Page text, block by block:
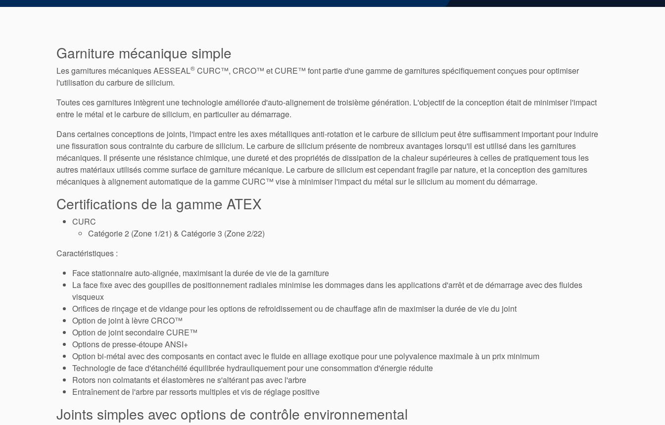
Garniture mécanique simple
Les garnitures mécaniques AESSEAL® CURC™, CRCO™ et CURE™ font partie d'une gamme de garnitures spécifiquement conçues pour optimiser
l'utilisation du carbure de silicium.
Toutes ces garnitures intègrent une technologie améliorée d'auto-alignement de troisième génération. L'objectif de la conception était de minimiser l'impact
entre le métal et le carbure de silicium, en particulier au démarrage.
Dans certaines conceptions de joints, l'impact entre les axes métalliques anti-rotation et le carbure de silicium peut être suffisamment important pour induire
une fissuration sous contrainte du carbure de silicium. Le carbure de silicium présente de nombreux avantages lorsqu'il est utilisé dans les garnitures
mécaniques. Il présente une résistance chimique, une dureté et des propriétés de dissipation de la chaleur supérieures à celles de pratiquement tous les
autres matériaux utilisés comme surface de garniture mécanique. Le carbure de silicium est cependant fragile par nature, et la conception des garnitures
mécaniques à alignement automatique de la gamme CURC™ vise à minimiser l'impact du métal sur le silicium au moment du démarrage.
Certifications de la gamme ATEX
CURC
Catégorie 2 (Zone 1/21) & Catégorie 3 (Zone 2/22)
Caractéristiques :
Face stationnaire auto-alignée, maximisant la durée de vie de la garniture
La face fixe avec des goupilles de positionnement radiales minimise les dommages dans les applications d'arrêt et de démarrage avec des fluides
visqueux
Orifices de rinçage et de vidange pour les options de refroidissement ou de chauffage afin de maximiser la durée de vie du joint
Option de joint à lèvre CRCO™
Option de joint secondaire CURE™
Options de presse-étoupe ANSI+
Option bi-métal avec des composants en contact avec le fluide en alliage exotique pour une polyvalence maximale à un prix minimum
Technologie de face d'étanchéité équilibrée hydrauliquement pour une consommation d'énergie réduite
Rotors non colmatants et élastomères ne s'altérant pas avec l'arbre
Entraînement de l'arbre par ressorts multiples et vis de réglage positive
Joints simples avec options de contrôle environnemental